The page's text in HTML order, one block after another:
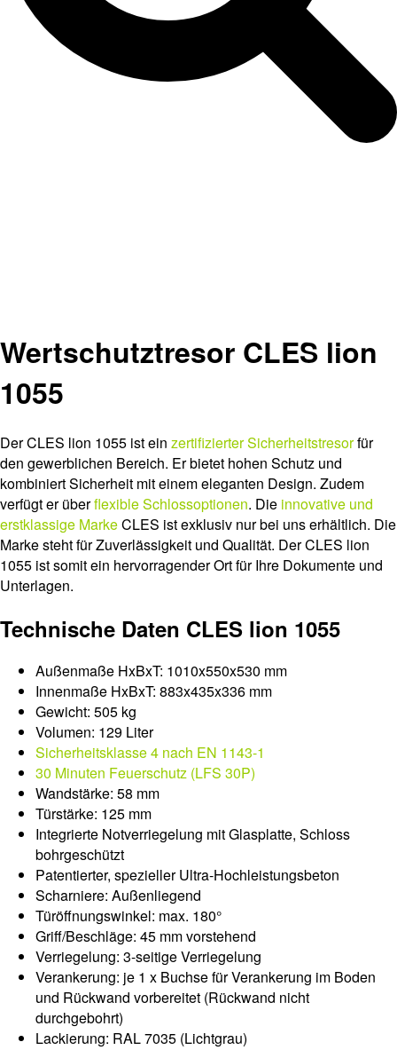
Wertschutztresor CLES lion
1055
Der CLES lion 1055 ist ein zertifizierter Sicherheitstresorfür
den gewerblichen Bereich. Er bietet hohen Schutz und
kombiniert Sicherheit mit einem eleganten Design. Zudem
verfügt er überflexible Schlossoptionen. Die innovative und
erstklassige MarkeCLES ist exklusiv nur bei uns erhältlich. Die
Marke steht für Zuverlässigkeit und Qualität. Der CLES lion
1055 ist somit ein hervorragender Ort für Ihre Dokumente und
Unterlagen.
Technische Daten CLES lion 1055
Außenmaße HxBxT: 1010x550x530 mm
Innenmaße HxBxT: 883x435x336 mm
Gewicht: 505 kg
Volumen: 129 Liter
Sicherheitsklasse 4 nach EN 1143-1
30 Minuten Feuerschutz (LFS 30P)
Wandstärke: 58 mm
Türstärke: 125 mm
Integrierte Notverriegelung mit Glasplatte, Schloss
bohrgeschützt
Patentierter, spezieller Ultra-Hochleistungsbeton
Scharniere: Außenliegend
Türöffnungswinkel: max. 180°
Griff/Beschläge: 45 mm vorstehend
Verriegelung: 3-seitige Verriegelung
Verankerung: je 1 x Buchse für Verankerung im Boden
und Rückwand vorbereitet (Rückwand nicht
durchgebohrt)
Lackierung: RAL 7035 (Lichtgrau)